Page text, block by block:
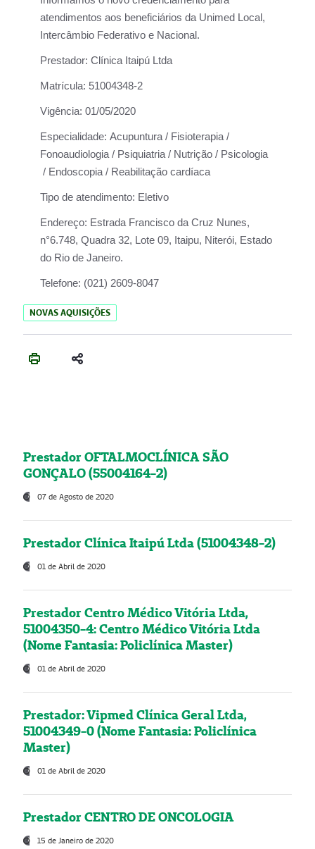
atendimentos aos beneficiários da Unimed Local,
Intercâmbio Federativo e Nacional.
Prestador: Clínica Itaipú Ltda
Matrícula: 51004348-2
Vigência: 01/05/2020
Especialidade: Acupuntura / Fisioterapia /
Fonoaudiologia / Psiquiatria / Nutrição / Psicologia
/ Endoscopia / Reabilitação cardíaca
Tipo de atendimento: Eletivo
Endereço: Estrada Francisco da Cruz Nunes,
n°6.748, Quadra 32, Lote 09, Itaipu, Niterói, Estado
do Rio de Janeiro.
Telefone: (021) 2609-8047
NOVAS AQUISIÇÕES
Prestador OFTALMOCLÍNICA SÃO
GONÇALO (55004164-2)
07 de Agosto de 2020
Prestador Clínica Itaipú Ltda (51004348-2)
01 de Abril de 2020
Prestador Centro Médico Vitória Ltda,
51004350-4: Centro Médico Vitória Ltda
(Nome Fantasia: Policlínica Master)
01 de Abril de 2020
Prestador: Vipmed Clínica Geral Ltda,
51004349-0 (Nome Fantasia: Policlínica
Master)
01 de Abril de 2020
Prestador CENTRO DE ONCOLOGIA
15 de Janeiro de 2020